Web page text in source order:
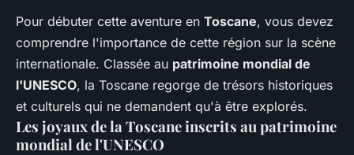
Pour débuter cette aventure en Toscane, vous devez
comprendre l'importance de cette région sur la scène
internationale. Classée au patrimoine mondial de
l'UNESCO, la Toscane regorge de trésors historiques
et culturels qui ne demandent qu'à être explorés.
Les joyaux de la Toscane inscrits au patrimoine
mondial de l'UNESCO